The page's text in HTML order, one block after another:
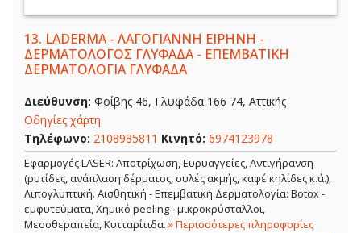
13. LADERMA - ΛΑΓΟΓΙΑΝΝΗ ΕΙΡΗΝΗ -
ΔΕΡΜΑΤΟΛΟΓΟΣ ΓΛΥΦΑΔΑ - ΕΠΕΜΒΑΤΙΚΗ
ΔΕΡΜΑΤΟΛΟΓΙΑ ΓΛΥΦΑΔΑ
Διεύθυνση: Φοίβης 46, Γλυφάδα 166 74, Αττικής
Οδηγίες χάρτη
Τηλέφωνο: 2108985811 Κινητό: 6974123978
Εφαρμογές LASER: Αποτρίχωση, Ευρυαγγείες, Αντιγήρανση
(ρυτίδες, ανάπλαση δέρματος, ουλές ακμής, καφέ κηλίδες κ.ά.),
Λιπογλυπτική. Αισθητική - Επεμβατική Δερματολογία: Botox -
εμφυτεύματα, Χημικό peeling - μικροκρύσταλλοι,
Μεσοθεραπεία, Κυτταρίτιδα. » Περισσότερες πληροφορίες